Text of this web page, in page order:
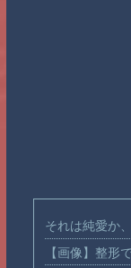
それは純愛か
【画像】整形